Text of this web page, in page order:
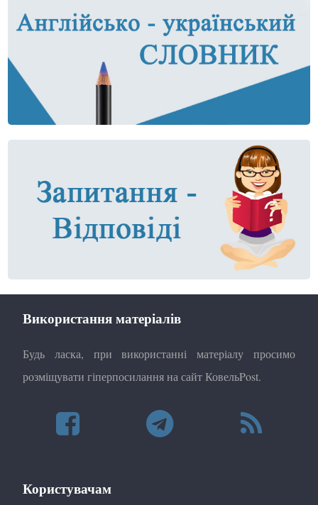
Використання матеріалів
Будь ласка, при використанні матеріалу просимо
розміщувати гіперпосилання на сайт КовельPost.
Користувачам